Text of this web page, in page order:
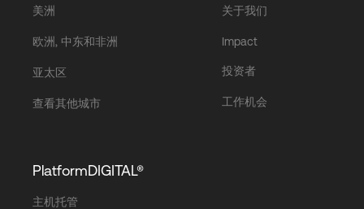
美洲
欧洲, 中东和非洲
亚太区
查看其他城市
关于我们
Impact
投资者
工作机会
PlatformDIGITAL®
主机托管